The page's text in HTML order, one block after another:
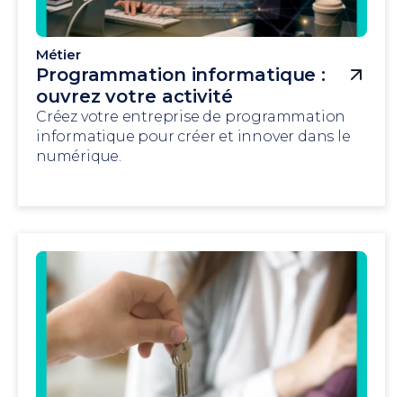
Métier
Programmation informatique :
ouvrez votre activité
Créez votre entreprise de programmation
informatique pour créer et innover dans le
numérique.